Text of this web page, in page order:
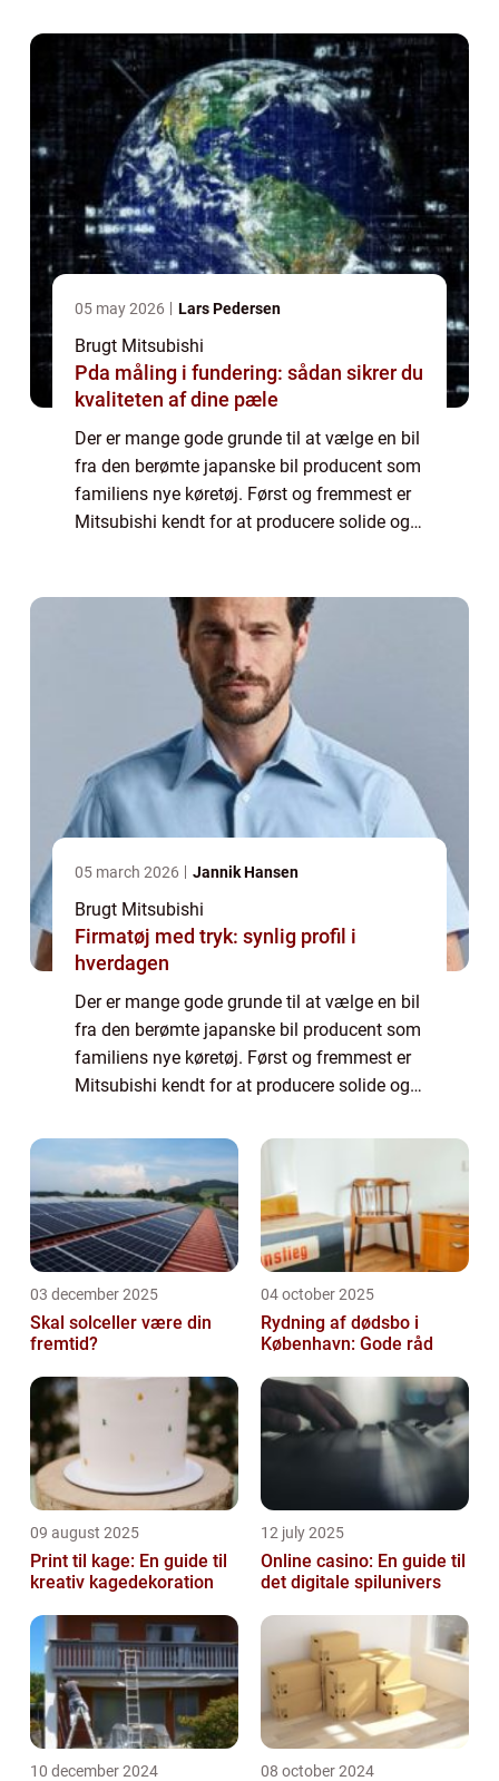
05 may 2026 Lars Pedersen
Brugt Mitsubishi
Pda måling i fundering: sådan sikrer du
kvaliteten af dine pæle
Der er mange gode grunde til at vælge en bil
fra den berømte japanske bil producent som
familiens nye køretøj. Først og fremmest er
Mitsubishi kendt for at producere solide og
05 march 2026 Jannik Hansen
Brugt Mitsubishi
Firmatøj med tryk: synlig profil i
hverdagen
Der er mange gode grunde til at vælge en bil
fra den berømte japanske bil producent som
familiens nye køretøj. Først og fremmest er
Mitsubishi kendt for at producere solide og
Der er mange forskellige model...
03 december 2025
Skal solceller være din
fremtid?
04 october 2025
Rydning af dødsbo i
København: Gode råd
09 august 2025
Print til kage: En guide til
kreativ kagedekoration
12 july 2025
Online casino: En guide til
det digitale spilunivers
10 december 2024 08 october 2024